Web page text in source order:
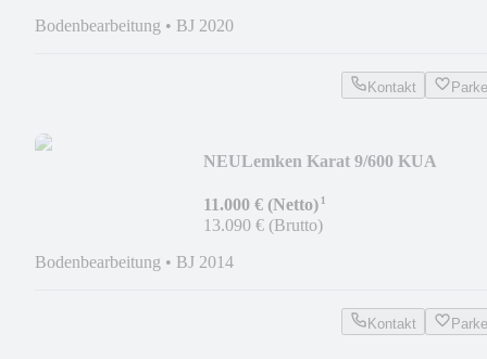
Bodenbearbeitung • BJ 2020
Kontakt
NEULemken Karat 9/600 KUA
11.000 € (Netto)¹
13.090 € (Brutto)
Bodenbearbeitung • BJ 2014
Kontakt